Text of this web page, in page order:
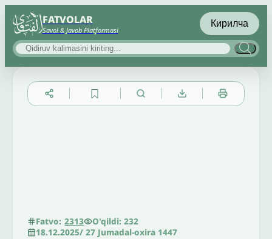
FATVOLAR
Savol & Javob Platformasi
Кирилча
Fatvo: 2313
O'qildi: 232
18.12.2025/27 Jumadal-oxira 1447